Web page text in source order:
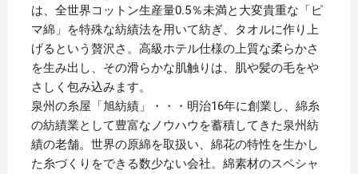
は、全世界コットン生産量0.5％未満と大変貴重な「ピ
マ綿」を特殊な紡績法を用いて紡ぎ、タオルに作り上
げるという贅沢さ。高級ホテル仕様の上質な柔らかさ
を生み出し、その滑らかな肌触りは、肌や髪の毛をや
さしく包み込みます。
泉州の糸屋「旭紡績」・・・明治16年に創業し、綿糸
の紡績業として豊富なノウハウを蓄積してきた泉州紡
績の老舗。世界の原綿を取扱い、綿花の特性を生かし
た糸づくりをできる数少ない会社。綿素材のスペシャ